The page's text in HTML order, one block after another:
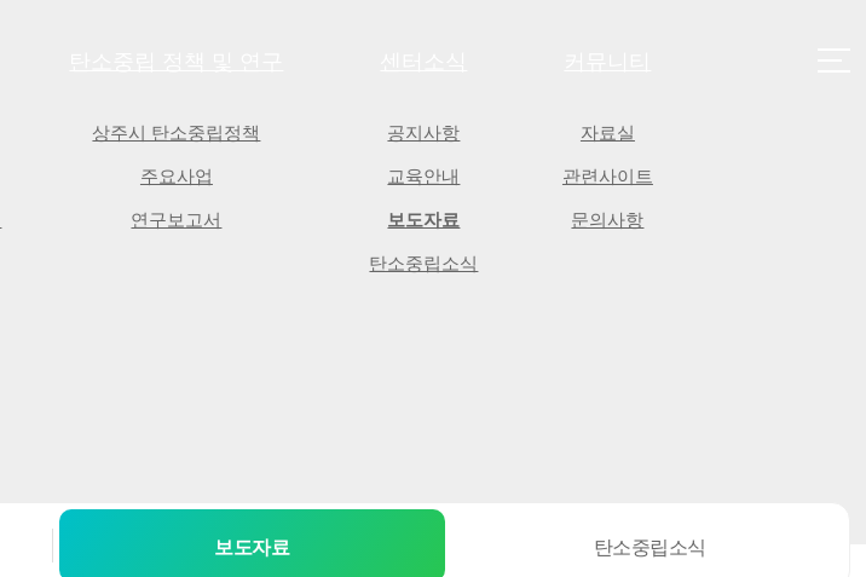
상주시 탄소중립정책
주요사업
연구보고서
공지사항
교육안내
보도자료
탄소중립소식
자료실
관련사이트
문의사항
보도자료 탄소중립소식